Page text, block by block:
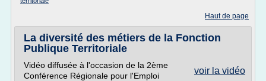
Haut de page
La diversité des métiers de la Fonction
Publique Territoriale
voir la vidéo
Vidéo diffusée à l'occasion de la 2ème
Conférence Régionale pour l'Emploi